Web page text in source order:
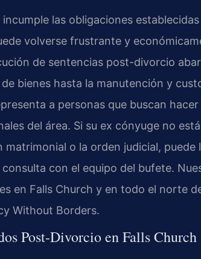
las obligaciones
volverse frustrante y
de sentencias post-divorcio
bienes hasta la manutención y
a personas que buscan
del área. Si su ex cónyuge no
matrimonial o la orden judicial, puede
con el equipo del bufete.
en Falls Church y en todo el norte
Without Borders.
Post-Divorcio en Falls Church